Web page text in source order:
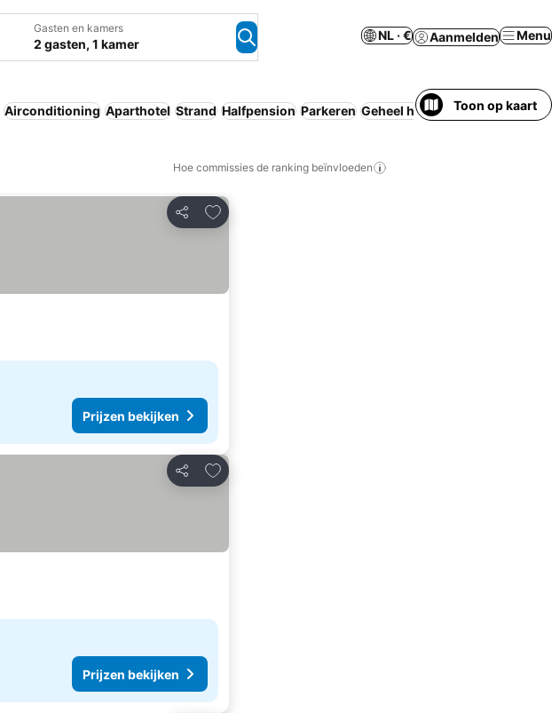
Gasten en kamers
2 gasten, 1 kamer
NL · € Aanmelden Menu
Airconditioning Aparthotel Strand Halfpension Parkeren Geheel huis/appartement
Toon op kaart
Hoe commissies de ranking beïnvloeden
Delen
Toevoegen aan favorieten
Prijzen bekijken
Delen
Toevoegen aan favorieten
Prijzen bekijken